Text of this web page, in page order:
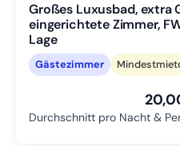
Großes Luxusbad, extra
eingerichtete Zimmer,
Lage
Gästezimmer
Durchschnitt pro Nacht &